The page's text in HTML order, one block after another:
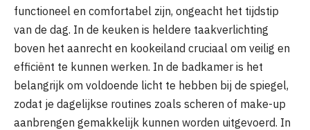
functioneel en comfortabel zijn, ongeacht het tijdstip
van de dag. In de keuken is heldere taakverlichting
boven het aanrecht en kookeiland cruciaal om veilig en
efficiënt te kunnen werken. In de badkamer is het
belangrijk om voldoende licht te hebben bij de spiegel,
zodat je dagelijkse routines zoals scheren of make-up
aanbrengen gemakkelijk kunnen worden uitgevoerd. In